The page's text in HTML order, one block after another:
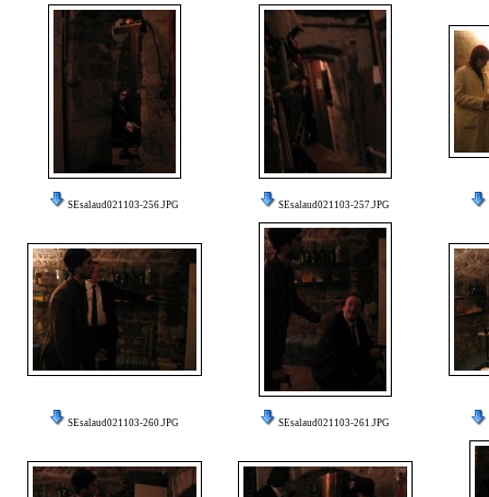
SEsalaud021103-256.JPG SEsalaud021103-257.JPG
SEsalaud021103-260.JPG SEsalaud021103-261.JPG